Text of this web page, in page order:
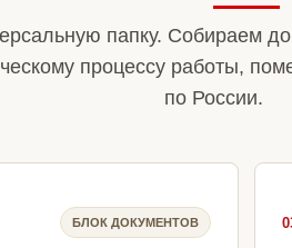
папку. Собираем
процессу работы,
по России.
БЛОК ДОКУМЕНТОВ